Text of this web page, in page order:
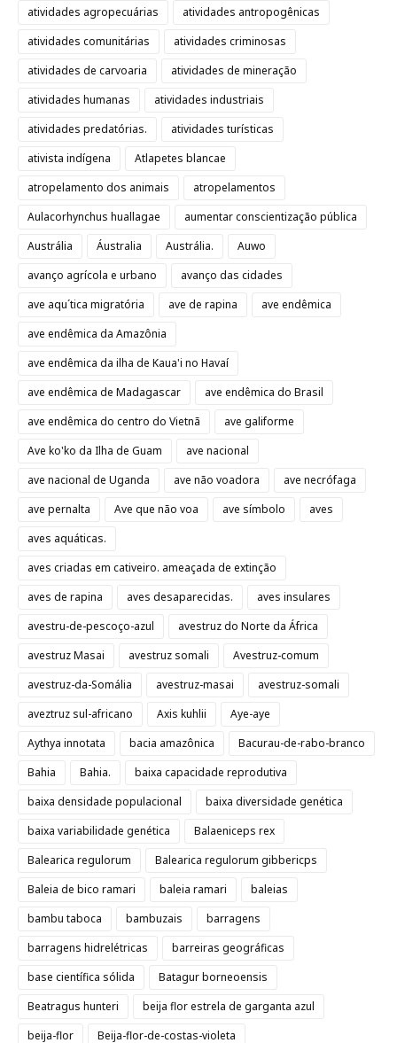
atividades agropecuárias
atividades antropogênicas
atividades comunitárias
atividades criminosas
atividades de carvoaria
atividades de mineração
atividades humanas
atividades industriais
atividades predatórias.
atividades turísticas
ativista indígena
Atlapetes blancae
atropelamento dos animais
atropelamentos
Aulacorhynchus huallagae
aumentar conscientização pública
Austrália
Áustralia Austrália.
Auwo
avanço agrícola e urbano
avanço das cidades
ave aqu´tica migratória
ave de rapina
ave endêmica
ave endêmica da Amazônia
ave endêmica da ilha de Kaua'i no Havaí
ave endêmica de Madagascar
ave endêmica do Brasil
ave endêmica do centro do Vietnã
ave galiforme
Ave ko'ko da Ilha de Guam
ave nacional
ave nacional de Uganda
ave não voadora
ave necrófaga
ave pernalta
Ave que não voa ave símbolo
aves
aves aquáticas.
aves criadas em cativeiro. ameaçada de extinção
aves de rapina
aves desaparecidas.
aves insulares
avestru-de-pescoço-azul
avestruz do Norte da África
avestruz Masai
avestruz somali
Avestruz-comum
avestruz-da-Somália
avestruz-masai
avestruz-somali
aveztruz sul-africano
Axis kuhlii
Aye-aye
Aythya innotata
bacia amazônica
Bacurau-de-rabo-branco
Bahia
Bahia.
baixa capacidade reprodutiva
baixa densidade populacional
baixa diversidade genética
baixa variabilidade genética
Balaeniceps rex
Balearica regulorum
Balearica regulorum gibbericps
Baleia de bico ramari
baleia ramari
baleias
bambu taboca
bambuzais
barragens
barragens hidrelétricas
barreiras geográficas
base científica sólida
Batagur borneoensis
Beatragus hunteri
beija flor estrela de garganta azul
beija-flor
Beija-flor-de-costas-violeta